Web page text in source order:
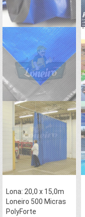
Lona: 20,0 x 15,0m
Loneiro 500 Micras
PolyForte